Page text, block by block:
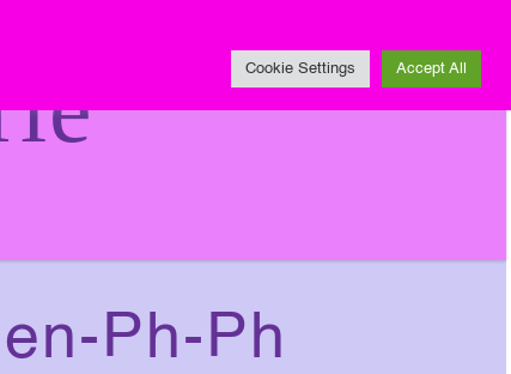
Ph-Ph
Cookie Settings Accept All